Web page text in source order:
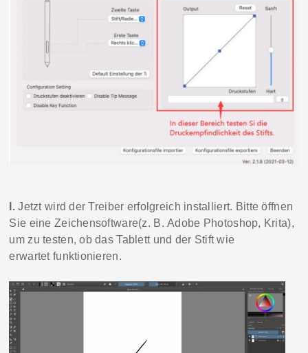
I.Jetzt wird der Treiber erfolgreich installiert. Bitte öffnen
Sie eine Zeichensoftware(z. B. Adobe Photoshop, Krita),
um zu testen, ob das Tablettund der Stift wie
erwartetfunktionieren.